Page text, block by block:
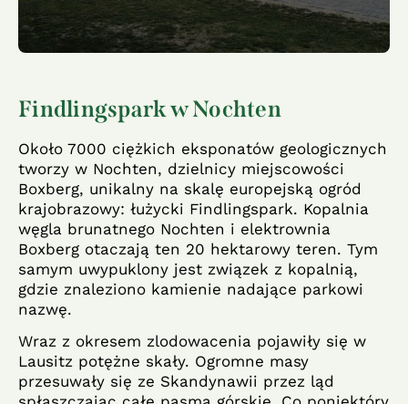
Findlingspark w Nochten
Około 7000 ciężkich eksponatów geologicznych
tworzy w Nochten, dzielnicy miejscowości
Boxberg, unikalny na skalę europejską ogród
krajobrazowy: łużycki Findlingspark. Kopalnia
węgla brunatnego Nochten i elektrownia
Boxberg otaczają ten 20 hektarowy teren. Tym
samym uwypuklony jest związek z kopalnią,
gdzie znaleziono kamienie nadające parkowi
nazwę.
Wraz z okresem zlodowacenia pojawiły się w
Lausitz potężne skały. Ogromne masy
przesuwały się ze Skandynawii przez ląd